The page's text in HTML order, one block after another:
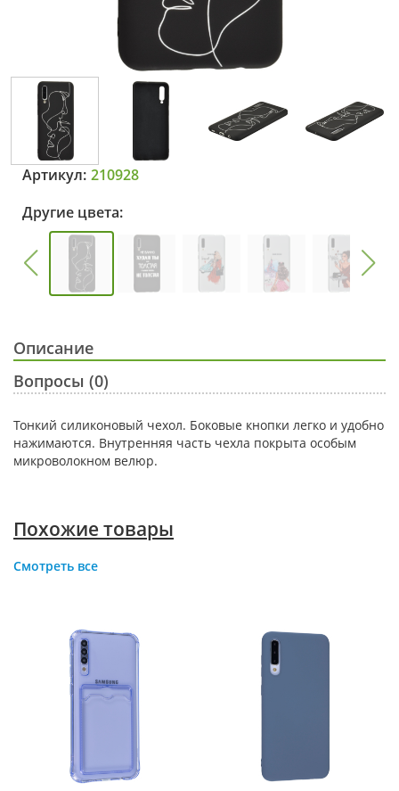
Артикул: 210928
Другие цвета:
Описание
Вопросы (0)
Тонкий силиконовый чехол. Боковые кнопки легко и удобно
нажимаются. Внутренняя часть чехла покрыта особым
микроволокном велюр.
Похожие товары
Смотреть все